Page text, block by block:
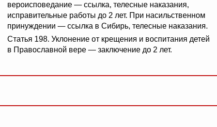
вероисповедание — ссылка, телесные наказания,
исправительные работы до 2 лет. При насильственном
принуждении — ссылка в Сибирь, телесные наказания.
Статья 198. Уклонение от крещения и воспитания детей
в Православной вере — заключение до 2 лет.